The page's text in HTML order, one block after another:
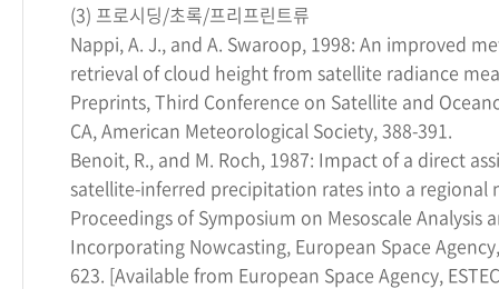
(3) 프로시딩/초록/프리프린트류
Nappi, A. J., and A. Swaroop, 1998: An improved
retrieval of cloud height from satellite radiance
Preprints, Third Conference on Satellite and
CA, American Meteorological Society, 388-391.
Benoit, R., and M. Roch, 1987: Impact of a direct
satellite-inferred precipitation rates into a regional
Proceedings of Symposium on Mesoscale Analysis
Incorporating Nowcasting, European Space
623. [Available from European Space Agency,